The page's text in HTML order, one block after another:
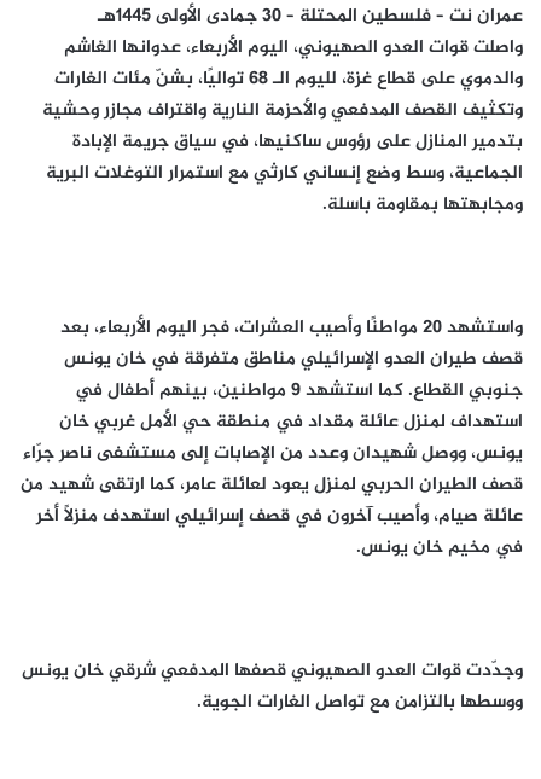
عمران نت – فلسطين المحتلة – 30 جمادى الأولى 1445هـ
واصلت قوات العدو الصهيوني، اليوم الأربعاء، عدوانها الغاشم
والدموي على قطاع غزة، لليوم الـ 68 تواليًا، بشنّ مئات الغارات
وتكثيف القصف المدفعي والأحزمة النارية واقتراف مجازر وحشية
بتدمير المنازل على رؤوس ساكنيها، في سياق جريمة الإبادة
الجماعية، وسط وضع إنساني كارثي مع استمرار التوغلات البرية
ومجابهتها بمقاومة باسلة.
واستشهد 20 مواطنًا وأصيب العشرات، فجر اليوم الأربعاء، بعد
قصف طيران العدو الإسرائيلي مناطق متفرقة في خان يونس
جنوبي القطاع. كما استشهد 9 مواطنين، بينهم أطفال في
استهداف لمنزل عائلة مقداد في منطقة حي الأمل غربي خان
يونس، ووصل شهيدان وعدد من الإصابات إلى مستشفى ناصر جرّاء
قصف الطيران الحربي لمنزل يعود لعائلة عامر، كما ارتقى شهيد من
عائلة صيام، وأصيب آخرون في قصف إسرائيلي استهدف منزلًا أخر
في مخيم خان يونس.
وجدّدت قوات العدو الصهيوني قصفها المدفعي شرقي خان يونس
ووسطها بالتزامن مع تواصل الغارات الجوية.